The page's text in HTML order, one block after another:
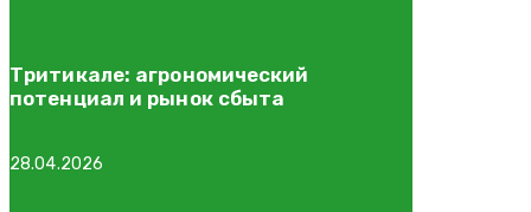
Тритикале: агрономический
потенциал и рынок сбыта
28.04.2026